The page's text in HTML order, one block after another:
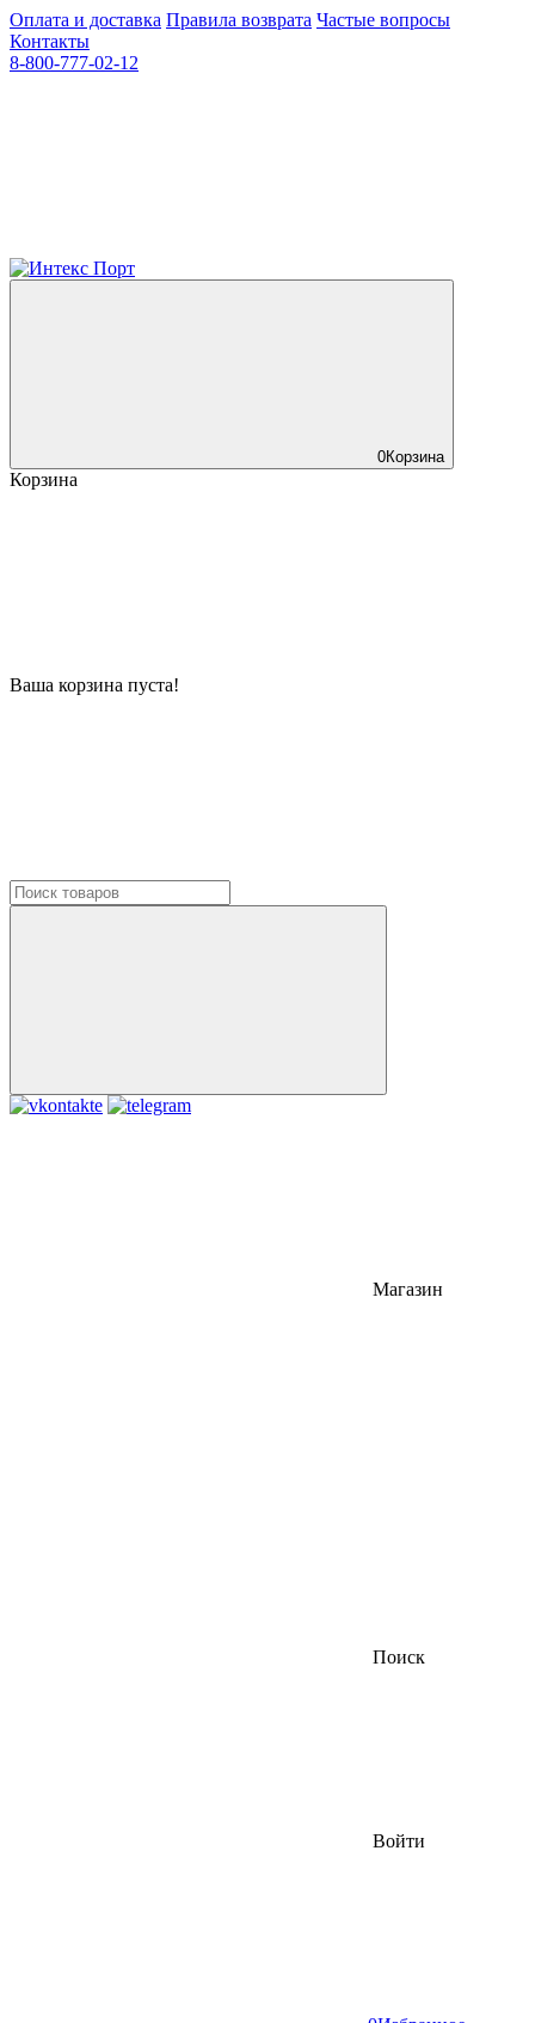
Оплата и доставка Правила возврата Частые вопросы
Контакты
8-800-777-02-12
0Корзина
Корзина
Ваша корзина пуста!
Магазин
Поиск
Войти